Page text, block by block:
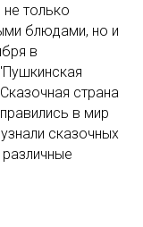
только
блюдами, но и
в
страна
в мир
сказочных